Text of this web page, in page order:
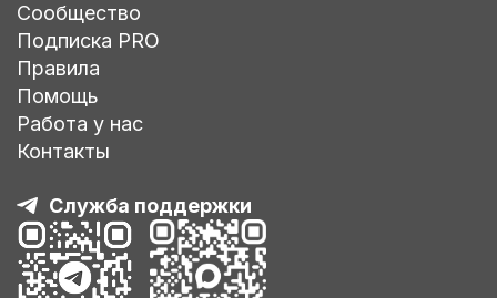
Сообщество
Подписка PRO
Правила
Помощь
Работа у нас
Контакты
Служба поддержки